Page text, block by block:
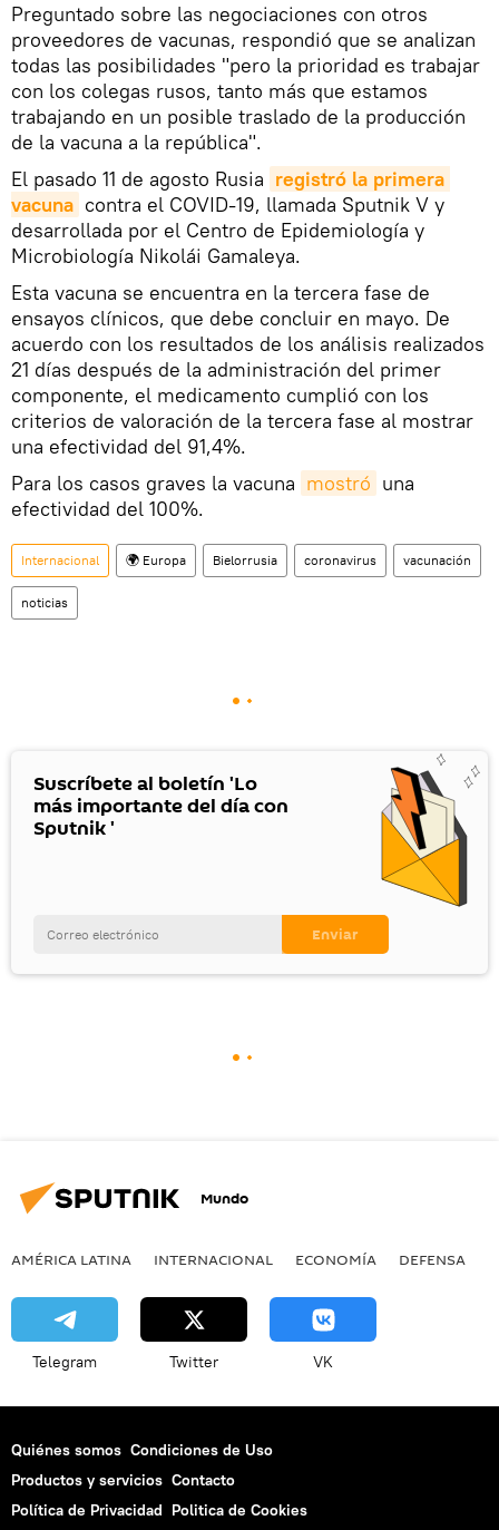
Preguntado sobre las negociaciones con otros
proveedores de vacunas, respondió que se analizan
todas las posibilidades "pero la prioridad es trabajar
con los colegas rusos, tanto más que estamos
trabajando en un posible traslado de la producción
de la vacuna a la república".
El pasado 11 de agosto Rusia registró la primera
vacuna contra el COVID-19, llamada Sputnik V y
desarrollada por el Centro de Epidemiología y
Microbiología Nikolái Gamaleya.
Esta vacuna se encuentra en la tercera fase de
ensayos clínicos, que debe concluir en mayo. De
acuerdo con los resultados de los análisis realizados
21 días después de la administración del primer
componente, el medicamento cumplió con los
criterios de valoración de la tercera fase al mostrar
una efectividad del 91,4%.
Para los casos graves la vacuna mostró una
efectividad del 100%.
Internacional 🌍 Europa Bielorrusia coronavirus vacunación
noticias
Suscríbete al boletín 'Lo
más importante del día con
Sputnik '
Mundo
AMÉRICA LATINA INTERNACIONAL ECONOMÍA DEFENSA
Telegram Twitter VK
Quiénes somos Condiciones de Uso
Productos y servicios Contacto
Política de Privacidad Politica de Cookies